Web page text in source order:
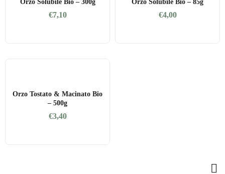
Orzo Solubile Bio – 300g
€7,10
Orzo Solubile Bio – 85g
€4,00
Orzo Tostato & Macinato Bio
– 500g
€3,40